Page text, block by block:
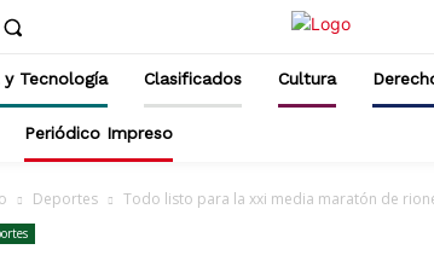
y Tecnología Clasificados Cultura
Periódico Impreso
Deportes Todo listo para la xxi media maratón de